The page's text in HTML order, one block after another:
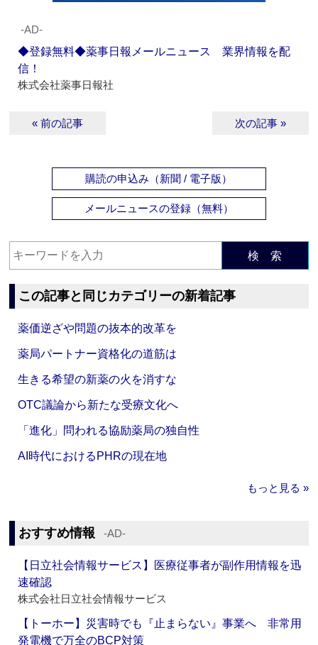
‐AD‐
◆登録無料◆薬事日報メールニュース 業界情報を配
信！
株式会社薬事日報社
« 前の記事 次の記事 »
購読の申込み（新聞 / 電子版）
メールニュースの登録（無料）
検 索
この記事と同じカテゴリーの新着記事
薬価逆ざや問題の抜本的改革を
薬局パートナー資格化の道筋は
生きる希望の新薬の火を消すな
OTC議論から新たな受療文化へ
「進化」問われる協励薬局の独自性
AI時代におけるPHRの現在地
もっと見る »
おすすめ情報 ‐AD‐
【日立社会情報サービス】医療従事者が副作用情報を迅
速確認
株式会社日立社会情報サービス
【トーホー】災害時でも『止まらない』事業へ 非常用
発電機で万全のBCP対策